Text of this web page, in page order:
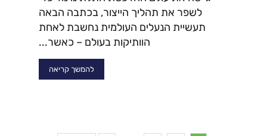
לשפר את תהליך הייצור, בכתבה הבאה
תעשיית הנעלים העולמית נחשבת לאחת
הוותיקות בעולם – כאשר...
להמשך קריאה